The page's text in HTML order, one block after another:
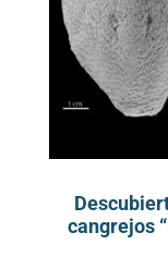
cangrejos